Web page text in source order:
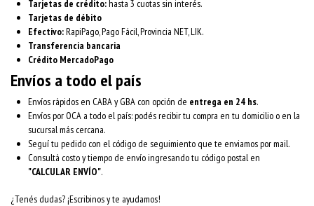
Tarjetas de crédito: hasta 3 cuotas sin interés.
Tarjetas de débito
Efectivo:RapiPago, Pago Fácil, Provincia NET, LIK.
Transferencia bancaria
Crédito MercadoPago
Envíos a todo el país
Envíos rápidos en CABA y GBA con opción de entrega en 24 hs.
Envíos por OCA a todo el país: podés recibir tu compra en tu domicilio o en la
sucursal más cercana.
Seguí tu pedido con el código de seguimiento que te enviamos por mail.
Consultá costo y tiempo de envío ingresando tu código postal en
"CALCULAR ENVÍO".
¿Tenés dudas? ¡Escribinos y te ayudamos!